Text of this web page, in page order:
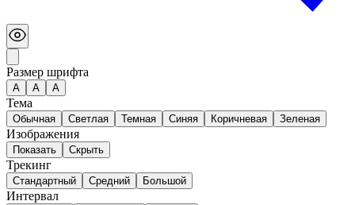
Размер шрифта
А A A
Тема
Обычная Светлая Темная Синяя Коричневая Зеленая
Изображения
Показать Скрыть
Трекинг
Стандартный Средний Большой
Интервал